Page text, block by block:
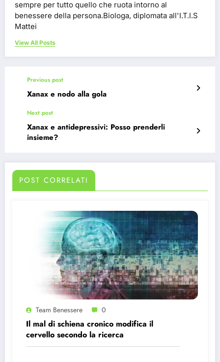
sempre per tutto quello che ruota intorno al
benessere della persona.Biologa, diplomata all'I.T.I.S
Mattei
View All Posts
Previous post
Xanax e nodo alla gola
Next post
Xanax e antidepressivi: Posso prenderli
insieme?
POST CORRELATI
Team Benessere 0
Il mal di schiena cronico modifica il
cervello secondo la ricerca